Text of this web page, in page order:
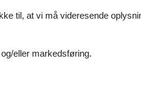
til, at vi må videresende
eller markedsføring.